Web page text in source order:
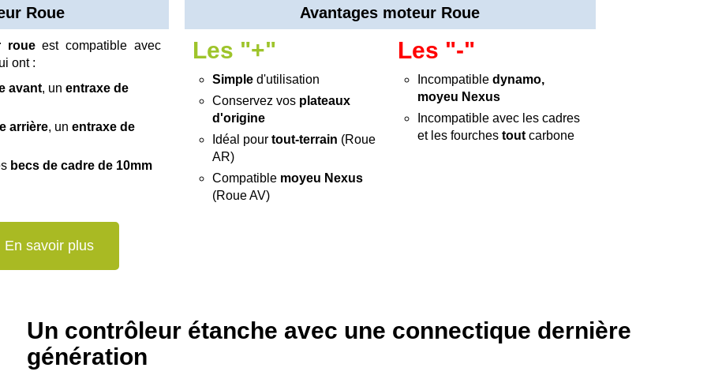
Roue
roue est compatible avec
ont :
avant, un entraxe de
arrière, un entraxe de
becs de cadre de 10mm
En savoir plus
Avantages moteur Roue
Les "+"
Simpled'utilisation
Conservez vos plateaux
d'origine
Idéal pour tout-terrain (Roue
AR)
Compatible moyeu Nexus
(Roue AV)
Les "-"
Incompatibledynamo,
moyeu Nexus
Incompatible avec les cadres
et les fourchestout carbone
Un contrôleur étanche avec une connectique dernière
génération